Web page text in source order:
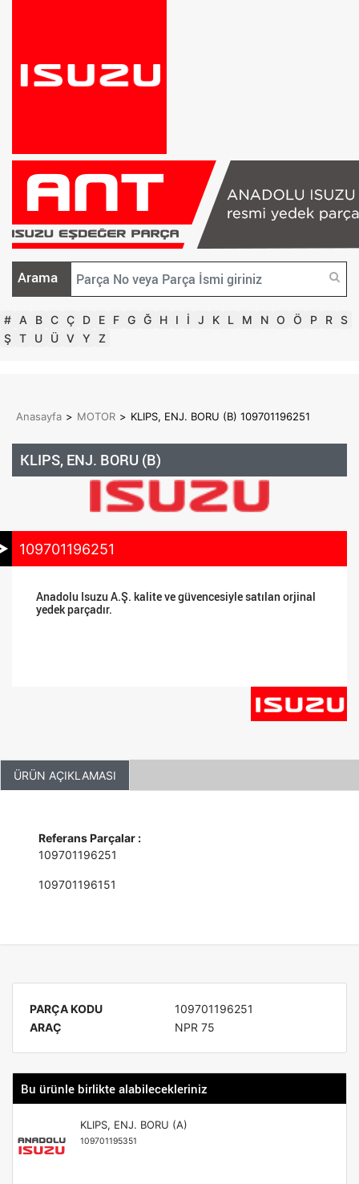
Arama
# A B C Ç D E F G Ğ H I İ J K L M N O Ö P R S
Ş T U Ü V Y Z
Anasayfa > MOTOR > KLIPS, ENJ. BORU (B) 109701196251
KLIPS, ENJ. BORU (B)
109701196251
Anadolu Isuzu A.Ş. kalite ve güvencesiyle satılan orjinal
yedek parçadır.
ÜRÜN AÇIKLAMASI
Referans Parçalar :
109701196251
109701196151
PARÇA KODU
109701196251
ARAÇ
NPR 75
Bu ürünle birlikte alabilecekleriniz
KLIPS, ENJ. BORU (A)
109701195351